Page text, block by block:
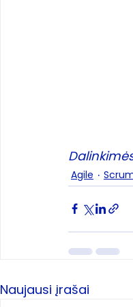
Agile
Naujausi įrašai